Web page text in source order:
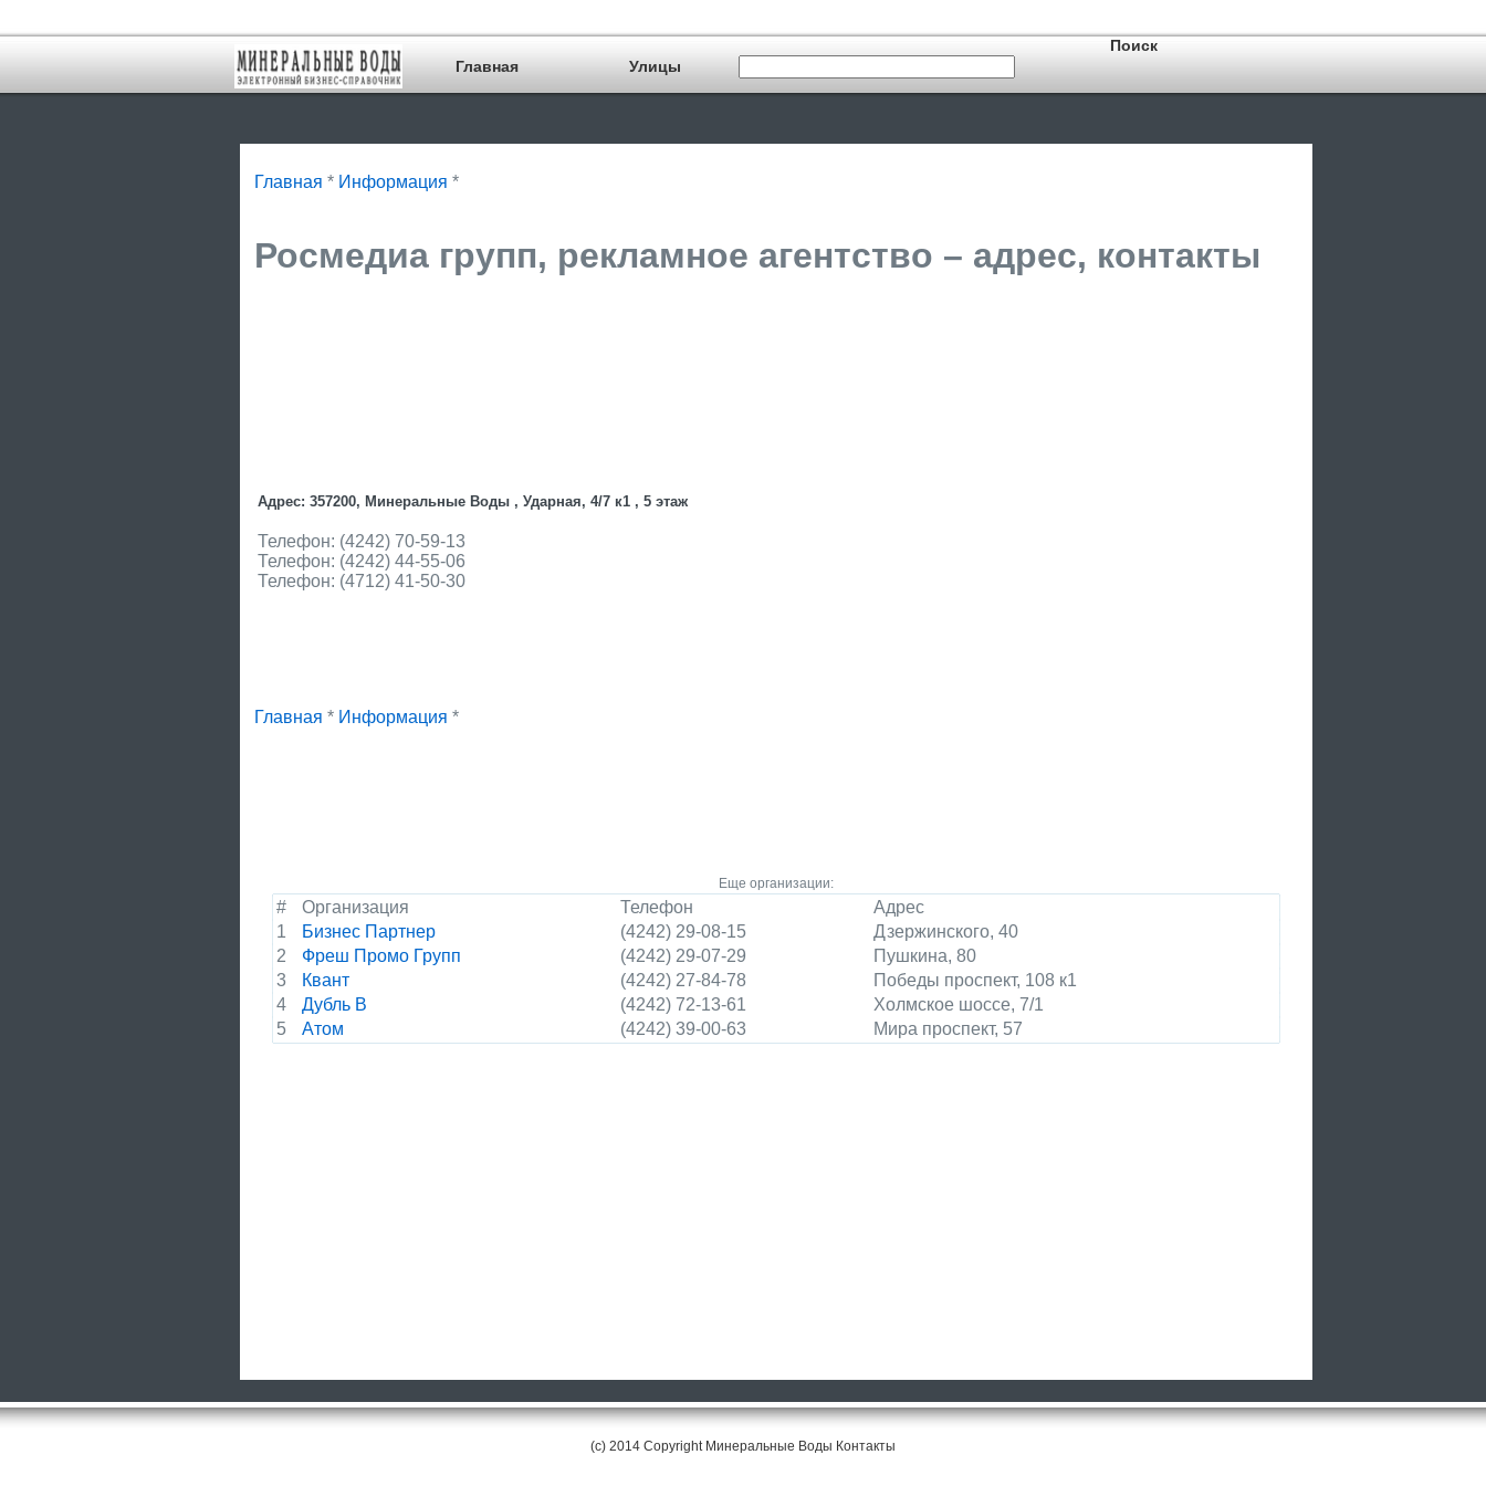
Главная Улицы
Главная * Информация *
Росмедиа групп, рекламное агентство – адрес, контакты
Адрес: 357200, Минеральные Воды , Ударная, 4/7 к1 , 5 этаж
Телефон: (4242) 70-59-13
Телефон: (4242) 44-55-06
Телефон: (4712) 41-50-30
Главная * Информация *
Еще организации:
# Организация Телефон
Адрес
1
Бизнес Партнер (4242) 29-08-15
Дзержинского, 40
2
Фреш Промо Групп (4242) 29-07-29
Пушкина, 80
3
Квант (4242) 27-84-78
Победы проспект, 108 к1
4
Дубль В (4242) 72-13-61
Холмское шоссе, 7/1
5
Атом (4242) 39-00-63 Мира проспект, 57
(c) 2014 Copyright Минеральные Воды Контакты